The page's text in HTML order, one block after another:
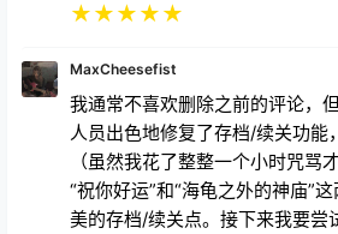
★★★★★
MaxCheesefist
我通常不喜欢删除之前的评论，
人员出色地修复了存档/续关功能
（虽然我花了整整一个小时咒骂
“祝你好运”和“海龟之外的神庙”
美的存档/续关点。接下来我要